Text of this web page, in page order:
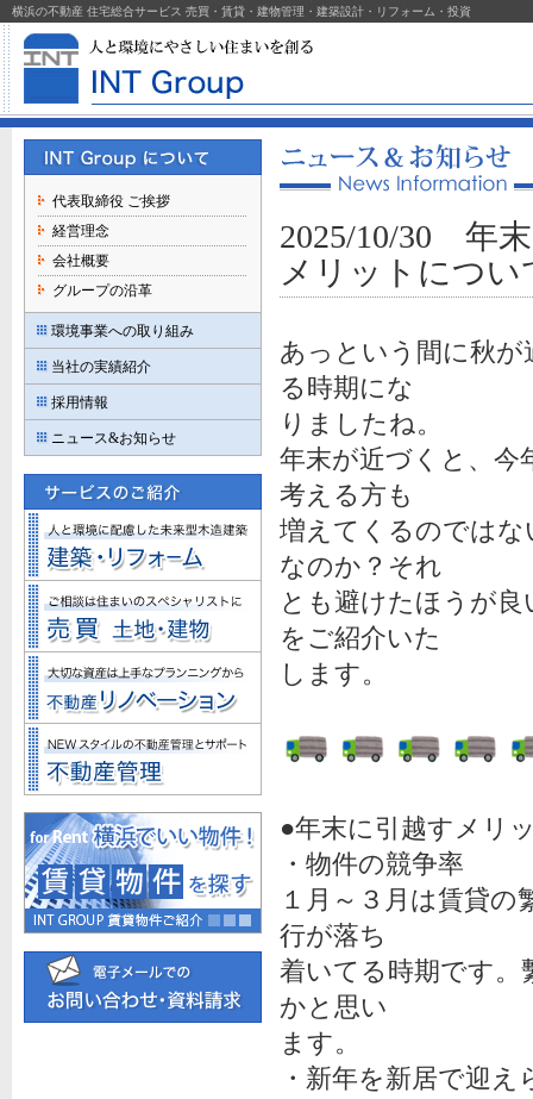
横浜の不動産 住宅総合サービス 売買・賃貸・建物管理・建築設計・リフォーム・投資
2025/10/30 ​年
メリットについ
あっという間に秋が
る時期にな
りましたね。
年末が近づくと、今
考える方も
増えてくるのではな
なのか？それ
とも避けたほうが
をご紹介いた
します。
●年末に引越すメリ
・物件の競争率
１月～３月は賃貸
行が落ち
着いてる時期です。
かと思い
ます。
・新年を新居で迎え
代表取締役 ご挨拶
経営理念
会社概要
グループの沿革
環境事業への取り組み
当社の実績紹介
採用情報
ニュース&お知らせ